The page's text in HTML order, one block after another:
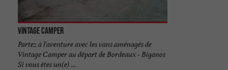
Vintage Camper
Partez à l'aventure avec les vans aménagés de
Vintage Camper au départ de Bordeaux - Biganos
Si vous êtes un(e) ...